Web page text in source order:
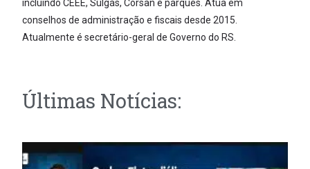
incluindo CEEE, Sulgás, Corsan e parques. Atua em
conselhos de administração e fiscais desde 2015.
Atualmente é secretário-geral de Governo do RS.
Últimas Notícias: